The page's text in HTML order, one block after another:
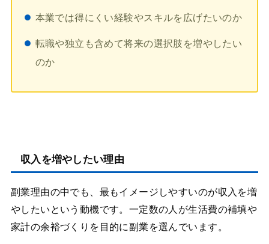
本業では得にくい経験やスキルを広げたいのか
転職や独立も含めて将来の選択肢を増やしたい
のか
収入を増やしたい理由
副業理由の中でも、最もイメージしやすいのが収入を増
やしたいという動機です。一定数の人が生活費の補填や
家計の余裕づくりを目的に副業を選んでいます。